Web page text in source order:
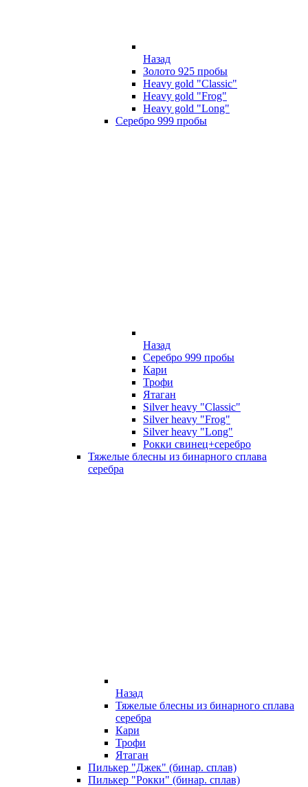
Назад
Золото 925 пробы
Heavy gold "Classic"
Heavy gold "Frog"
Heavy gold "Long"
Серебро 999 пробы
Назад
Серебро 999 пробы
Кари
Трофи
Ятаган
Silver heavy "Classic"
Silver heavy "Frog"
Silver heavy "Long"
Рокки свинец+серебро
Тяжелые блесны из бинарного сплава
серебра
Назад
Тяжелые блесны из бинарного сплава
серебра
Кари
Трофи
Ятаган
Пилькер "Джек" (бинар. сплав)
Пилькер "Рокки" (бинар. сплав)